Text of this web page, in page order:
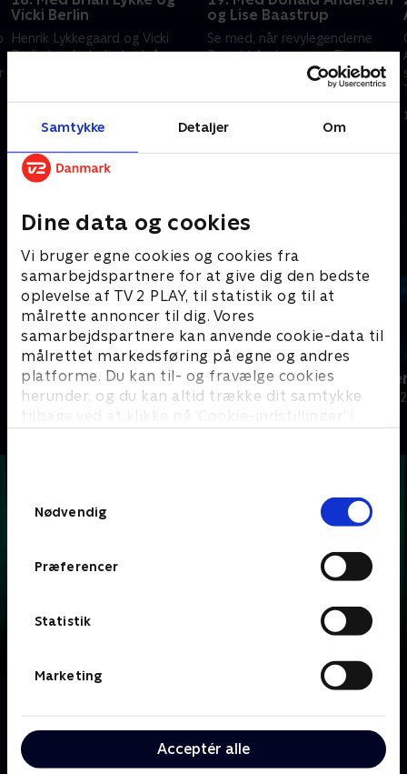
Samtykke Detaljer Om
Dine data og cookies
Vi bruger egne cookies og cookies fra
samarbejdspartnere for at give dig den bedste
oplevelse af TV 2 PLAY, til statistik og til at
målrette annoncer til dig. Vores
samarbejdspartnere kan anvende cookie-data til
målrettet markedsføring på egne og andres
platforme. Du kan til- og fravælge cookies
herunder, og du kan altid trække dit samtykke
tilbage ved at klikke på ’Cookie-indstillinger’ i
Nødvendig
Præferencer
Statistik
Marketing
Acceptér alle
Vicki Berlin
Henrik Lykkegaard og Vicki
Berlin har forladt de skrå
Mon holdkaptajnerne får dem
sikkert i havn?
og Lise Baastrup
Se med, når revylegenderne
Donald Andersen og Flemming
Krøll krydser klinger og
sammen med holdkaptajnerne
kæmper om en finaleplads.
Andre så også
24 stjerners julikalender
TV-Shows • 1 sæsoner
Hvem vil
Quiz-shows •
Lasse Rimmer er vært, når to hold kendte danskere
skal bluffe, gætte, købe og sælge sig igennem en